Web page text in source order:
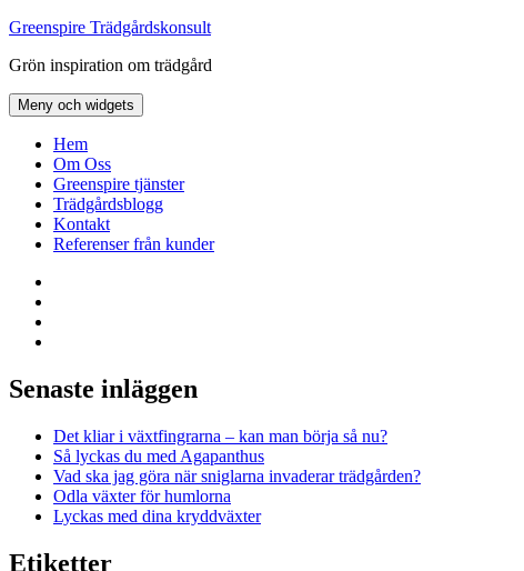
Hoppa
innehåll
Greenspire Trädgårdskonsult
Grön inspiration om trädgård
Meny och widgets
Hem
Om Oss
Greenspire tjänster
Trädgårdsblogg
Kontakt
Referenser från kunder
Senaste inläggen
Det kliar i växtfingrarna – kan man börja så nu?
Så lyckas du med Agapanthus
Vad ska jag göra när sniglarna invaderar trädgården?
Odla växter för humlorna
Lyckas med dina kryddväxter
Etiketter